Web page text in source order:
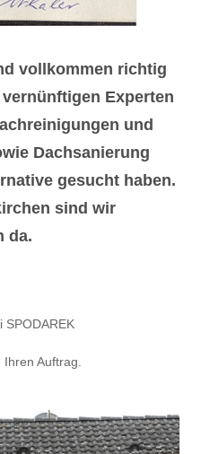
vollkommen richtig
Experten
und
Dachsanierung
gesucht haben.
sind wir
da.
SPODAREK
Auftrag.